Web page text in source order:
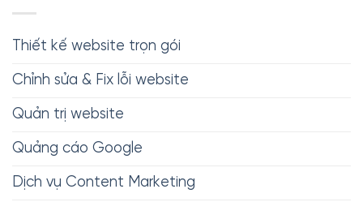
Thiết kế website trọn gói
Chỉnh sửa & Fix lỗi website
Quản trị website
Quảng cáo Google
Dịch vụ Content Marketing